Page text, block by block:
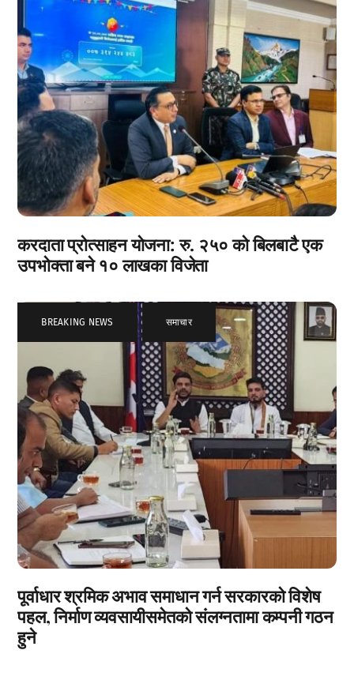
करदाता प्रोत्साहन योजना: रु. २५० को बिलबाटै एक
उपभोक्ता बने १० लाखका विजेता
BREAKING NEWS , समाचार
पूर्वाधार श्रमिक अभाव समाधान गर्न सरकारको विशेष
पहल, निर्माण व्यवसायीसमेतको संलग्नतामा कम्पनी गठन
हुने